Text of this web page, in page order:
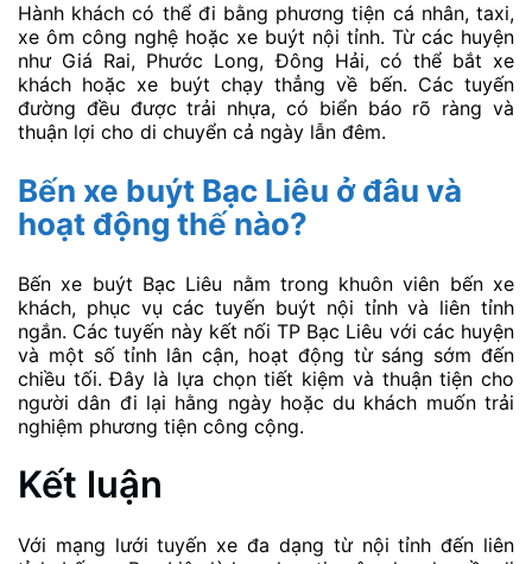
Hành khách có thể đi bằng phương tiện cá nhân, taxi,
xe ôm công nghệ hoặc xe buýt nội tỉnh. Từ các huyện
như Giá Rai, Phước Long, Đông Hải, có thể bắt xe
khách hoặc xe buýt chạy thẳng về bến. Các tuyến
đường đều được trải nhựa, có biển báo rõ ràng và
thuận lợi cho di chuyển cả ngày lẫn đêm.
Bến xe buýt Bạc Liêu ở đâu và
hoạt động thế nào?
Bến xe buýt Bạc Liêu nằm trong khuôn viên bến xe
khách, phục vụ các tuyến buýt nội tỉnh và liên tỉnh
ngắn. Các tuyến này kết nối TP Bạc Liêu với các huyện
và một số tỉnh lân cận, hoạt động từ sáng sớm đến
chiều tối. Đây là lựa chọn tiết kiệm và thuận tiện cho
người dân đi lại hằng ngày hoặc du khách muốn trải
nghiệm phương tiện công cộng.
Kết luận
Với mạng lưới tuyến xe đa dạng từ nội tỉnh đến liên